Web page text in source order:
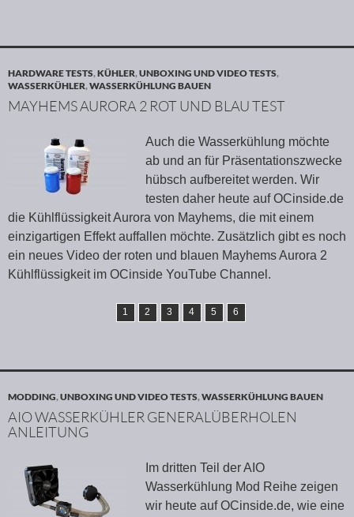
HARDWARE TESTS,KÜHLER,UNBOXING UND VIDEO TESTS,
WASSERKÜHLER,WASSERKÜHLUNG BAUEN
MAYHEMS AURORA 2 ROT UND BLAU TEST
Auch die Wasserkühlung möchte
ab und an für Präsentationszwecke
hübsch aufbereitet werden. Wir
testen daher heute auf OCinside.de
die Kühlflüssigkeit Aurora von Mayhems, die mit einem
einzigartigen Effekt auffallen möchte. Zusätzlich gibt es noch
ein neues Video der roten und blauen Mayhems Aurora 2
Kühlflüssigkeit im OCinside YouTube Channel.
1 2 3 4 5 6
MODDING,UNBOXING UND VIDEO TESTS,WASSERKÜHLUNG BAUEN
AIO WASSERKÜHLER GENERALÜBERHOLEN
ANLEITUNG
Im dritten Teil der AIO
Wasserkühlung Mod Reihe zeigen
wir heute auf OCinside.de, wie eine